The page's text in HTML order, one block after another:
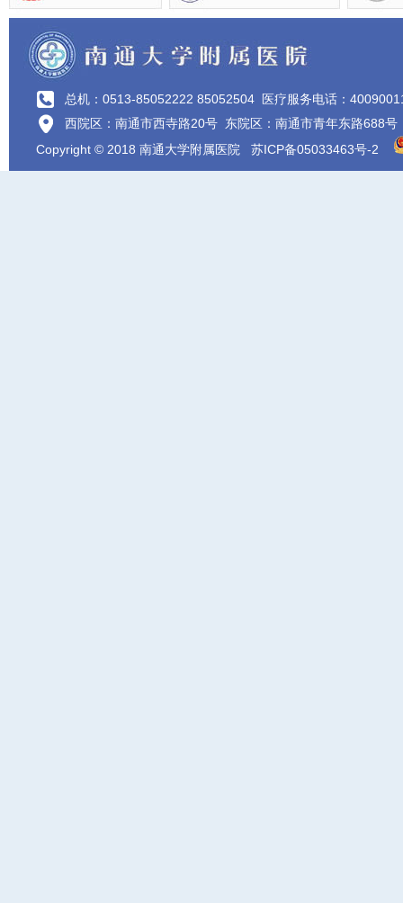
总机：0513-85052222 85052504 医疗服务电话：
西院区：南通市西寺路20号 东院区：南通市青年东路688号
Copyright © 2018 南通大学附属医院 苏ICP备05033463号-2